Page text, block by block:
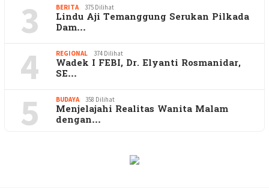
3 BERITA 375 Dilihat
Lindu Aji Temanggung Serukan Pilkada
Dam…
4 REGIONAL 374 Dilihat
Wadek I FEBI, Dr. Elyanti Rosmanidar,
SE…
5 BUDAYA 358 Dilihat
Menjelajahi Realitas Wanita Malam
dengan…